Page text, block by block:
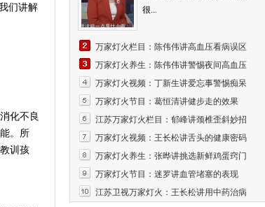
们讲解
化不良
。所
训孩
很...
万家灯火栏目：陈伟伟讲高血压看病误区
万家灯火养生：陈伟伟讲警惕夜间高血压
万家灯火视频：丁新生讲爱忘事警惕痴呆
万家灯火节目：葛恒清讲健步走的效果
江苏万家灯火栏目：郁峰讲颈椎歪斜妙招
万家灯火视频：王长松讲舌头的健康密码
万家灯火养生：张晔讲挑选新鲜鸡蛋窍门
万家灯火节目：迷罗讲血管堵塞的表现
江苏卫视万家灯火：王长松讲用中药治病